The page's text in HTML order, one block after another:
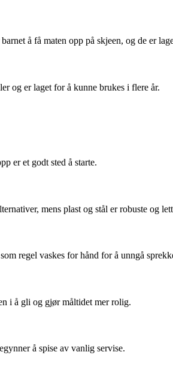
å få maten opp på skjeen, og de er
og er laget for å kunne brukes i flere år.
er et godt sted å starte.
mens plast og stål er robuste og
regel vaskes for hånd for å unngå
i å gli og gjør måltidet mer rolig.
å spise av vanlig servise.